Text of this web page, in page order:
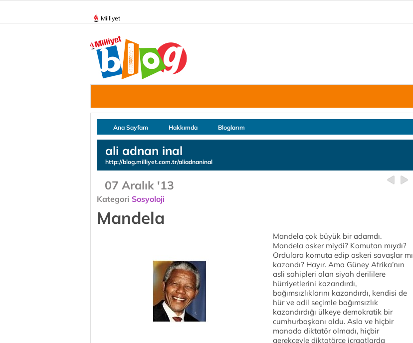
Milliyet
Ana Sayfam Hakkımda Bloglarım
ali adnan inal
http://blog.milliyet.com.tr/aliadnaninal
07 Aralık '13
Kategori Sosyoloji
Mandela
Mandela çok büyük bir adamdı.
Mandela asker miydi? Komutan mıydı?
Ordulara komuta edip askeri savaşlar mı
kazandı? Hayır. Ama Güney Afrika’nın
asli sahipleri olan siyah derililere
hürriyetlerini kazandırdı,
bağımsızlıklarını kazandırdı, kendisi de
hür ve adil seçimle bağımsızlık
kazandırdığı ülkeye demokratik bir
cumhurbaşkanı oldu. Asla ve hiçbir
manada diktatör olmadı, hiçbir
gerekçeyle diktatörce icraatlarda